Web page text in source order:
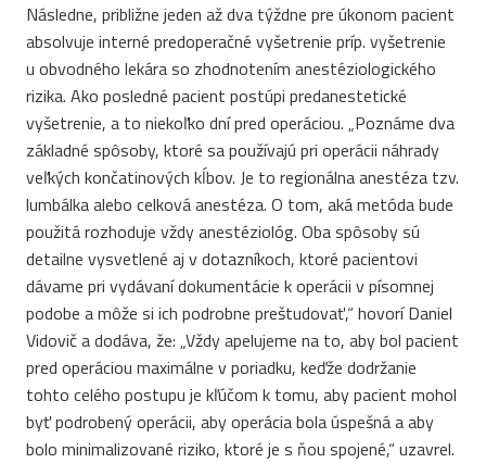
Následne, približne jeden až dva týždne pre úkonom pacient
absolvuje interné predoperačné vyšetrenie príp. vyšetrenie
u obvodného lekára so zhodnotením anestéziologického
rizika. Ako posledné pacient postúpi predanestetické
vyšetrenie, a to niekoľko dní pred operáciou. „Poznáme dva
základné spôsoby, ktoré sa používajú pri operácii náhrady
veľkých končatinových kĺbov. Je to regionálna anestéza tzv.
lumbálka alebo celková anestéza. O tom, aká metóda bude
použitá rozhoduje vždy anestéziológ. Oba spôsoby sú
detailne vysvetlené aj v dotazníkoch, ktoré pacientovi
dávame pri vydávaní dokumentácie k operácii v písomnej
podobe a môže si ich podrobne preštudovať,“ hovorí Daniel
Vidovič a dodáva, že: „Vždy apelujeme na to, aby bol pacient
pred operáciou maximálne v poriadku, keďže dodržanie
tohto celého postupu je kľúčom k tomu, aby pacient mohol
byť podrobený operácii, aby operácia bola úspešná a aby
bolo minimalizované riziko, ktoré je s ňou spojené,“ uzavrel.